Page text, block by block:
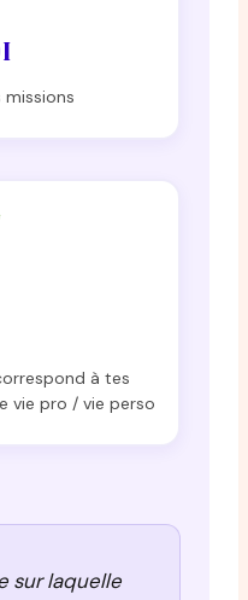
missions
à tes
vie pro / vie perso
sur laquelle